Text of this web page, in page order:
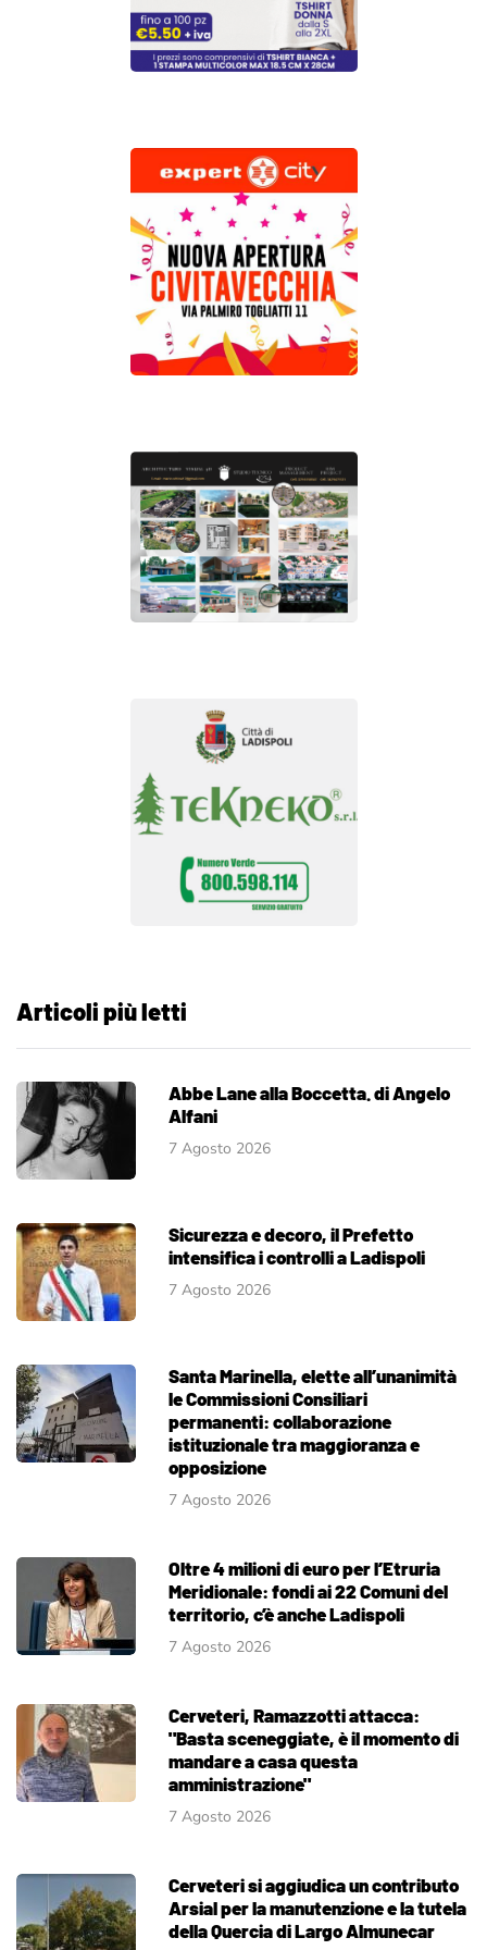
Articoli più letti
Abbe Lane alla Boccetta. di Angelo
Alfani
7 Agosto 2026
Sicurezza e decoro, il Prefetto
intensifica i controlli a Ladispoli
7 Agosto 2026
Santa Marinella, elette all’unanimità
le Commissioni Consiliari
permanenti: collaborazione
istituzionale tra maggioranza e
opposizione
7 Agosto 2026
Oltre 4 milioni di euro per l’Etruria
Meridionale: fondi ai 22 Comuni del
territorio, c’è anche Ladispoli
7 Agosto 2026
Cerveteri, Ramazzotti attacca:
"Basta sceneggiate, è il momento di
mandare a casa questa
amministrazione"
7 Agosto 2026
Cerveteri si aggiudica un contributo
Arsial per la manutenzione e la tutela
della Quercia di Largo Almunecar